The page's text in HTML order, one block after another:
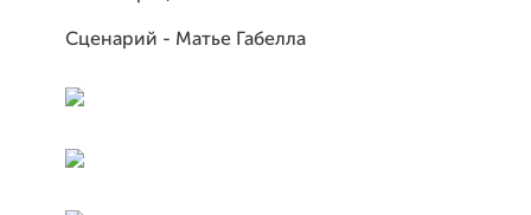
Сценарий - Матье Габелла